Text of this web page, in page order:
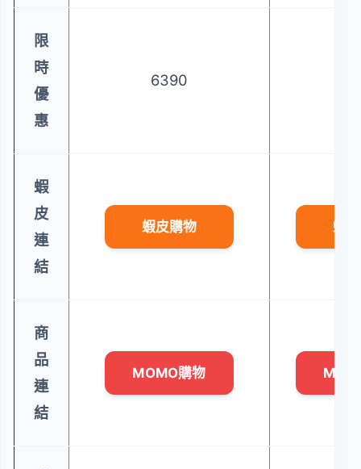
限
時
優
惠
6390
蝦
皮
連
結
蝦皮購物 蝦
商
品
連
結
MOMO購物